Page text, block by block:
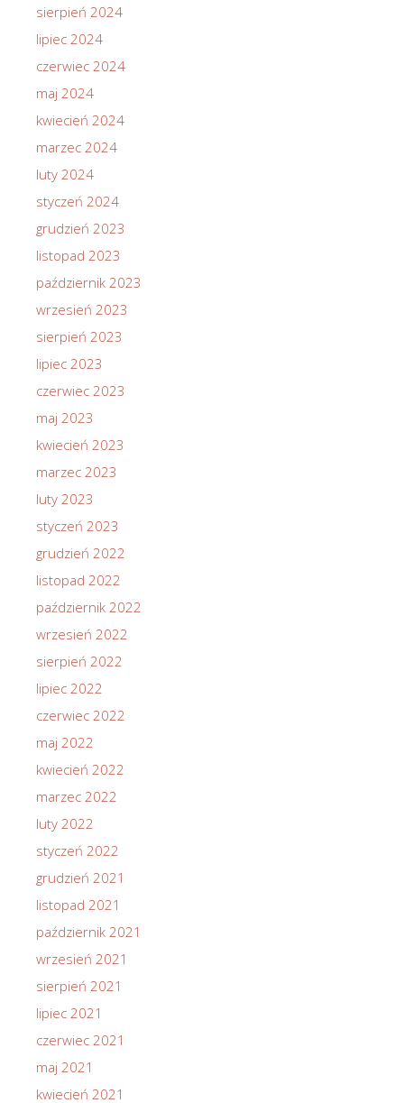
sierpień 2024
lipiec 2024
czerwiec 2024
maj 2024
kwiecień 2024
marzec 2024
luty 2024
styczeń 2024
grudzień 2023
listopad 2023
październik 2023
wrzesień 2023
sierpień 2023
lipiec 2023
czerwiec 2023
maj 2023
kwiecień 2023
marzec 2023
luty 2023
styczeń 2023
grudzień 2022
listopad 2022
październik 2022
wrzesień 2022
sierpień 2022
lipiec 2022
czerwiec 2022
maj 2022
kwiecień 2022
marzec 2022
luty 2022
styczeń 2022
grudzień 2021
listopad 2021
październik 2021
wrzesień 2021
sierpień 2021
lipiec 2021
czerwiec 2021
maj 2021
kwiecień 2021